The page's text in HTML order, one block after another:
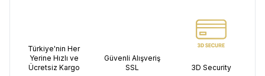
Türkiye'nin Her
Yerine Hızlı ve
Ücretsiz Kargo
Güvenli Alışveriş
SSL
3D Security